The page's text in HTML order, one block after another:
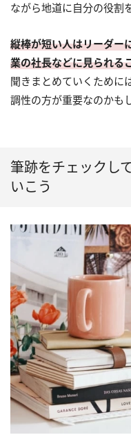
ながら地道に自分の役割
縦棒が短い人はリーダー
業の社長などに見られる
聞きまとめていくために
調性の方が重要なのかも
筆跡をチェックし
いこう